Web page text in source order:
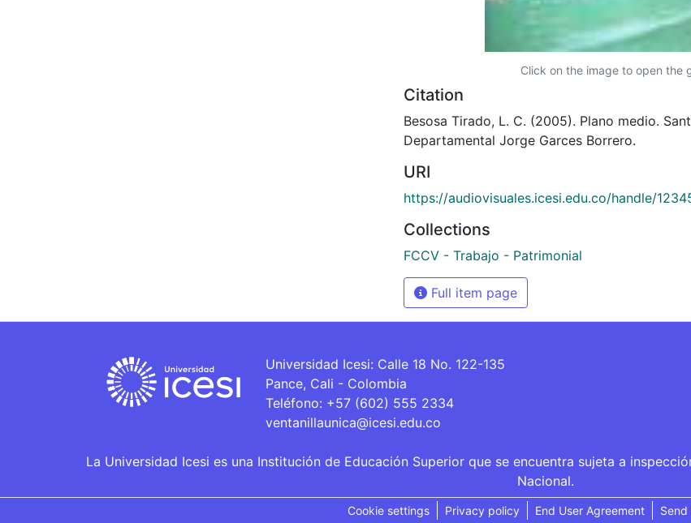
Click on the image to open the
Citation
Besosa Tirado, L. C. (2005). Plano medio.
Departamental Jorge Garces Borrero.
URI
https://audiovisuales.icesi.edu.co/handle/
Collections
FCCV - Trabajo - Patrimonial
Full item page
Universidad Icesi: Calle 18 No. 122-135
Pance, Cali - Colombia
Teléfono: +57 (602) 555 2334
ventanillaunica@icesi.edu.co
La Universidad Icesi es una Institución de Educación Superior que se encuentra sujeta a
Nacional.
Cookie settings Privacy policy End User Agreement Send